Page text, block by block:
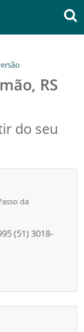
RS
do seu
da
(51) 3018-